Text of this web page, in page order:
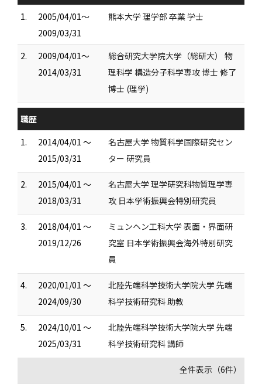
1.
2005/04/01～
2009/03/31
熊本大学 理学部 卒業 学士
2.
2009/04/01～
2014/03/31
総合研究大学院大学（総研大） 物
理科学 構造分子科学専攻 博士 修了
博士 (理学)
職歴
1.
2014/04/01 ～
2015/03/31
名古屋大学 物質科学国際研究セン
ター 研究員
2.
2015/04/01 ～
2018/03/31
名古屋大学 理学研究科物質理学専
攻 日本学術振興会特別研究員
3.
2018/04/01 ～
2019/12/26
ミュンヘン工科大学 表面・界面研
究室 日本学術振興会海外特別研究
員
4.
2020/01/01 ～
2024/09/30
北陸先端科学技術大学院大学 先端
科学技術研究科 助教
5.
2024/10/01 ～
2025/03/31
北陸先端科学技術大学院大学 先端
科学技術研究科 講師
全件表示（6件）